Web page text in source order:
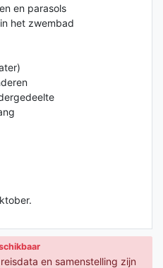
en parasols
het zwembad
en samenstelling zijn